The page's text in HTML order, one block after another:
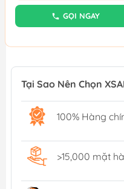
GỌI NGAY
Tại Sao Nên Chọn
100% Hàng
>15,000 mặt